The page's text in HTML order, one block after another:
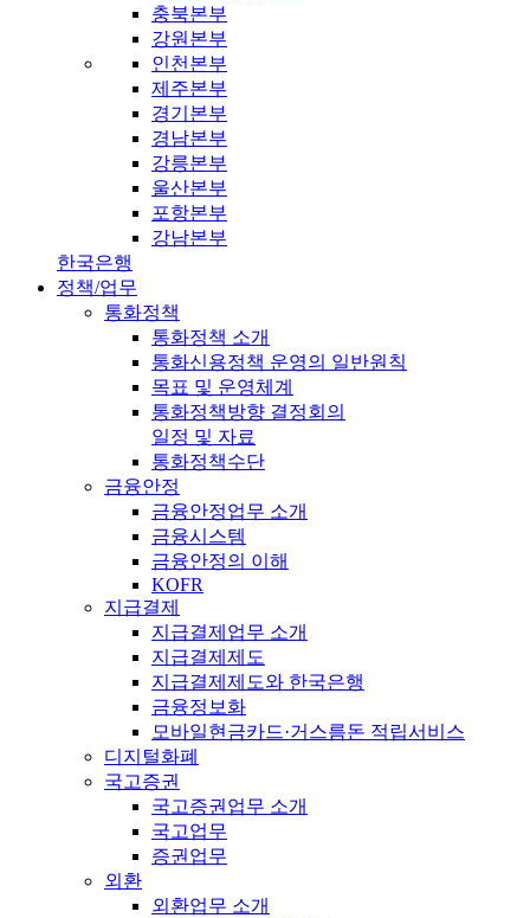
충북본부
강원본부
인천본부
제주본부
경기본부
경남본부
강릉본부
울산본부
포항본부
강남본부
한국은행
정책/업무
통화정책
통화정책 소개
통화신용정책 운영의 일반원칙
목표 및 운영체계
통화정책방향 결정회의
일정 및 자료
통화정책수단
금융안정
금융안정업무 소개
금융시스템
금융안정의 이해
KOFR
지급결제
지급결제업무 소개
지급결제제도
지급결제제도와 한국은행
금융정보화
모바일현금카드·거스름돈 적립서비스
디지털화폐
국고증권
국고증권업무 소개
국고업무
증권업무
외환
외환업무 소개